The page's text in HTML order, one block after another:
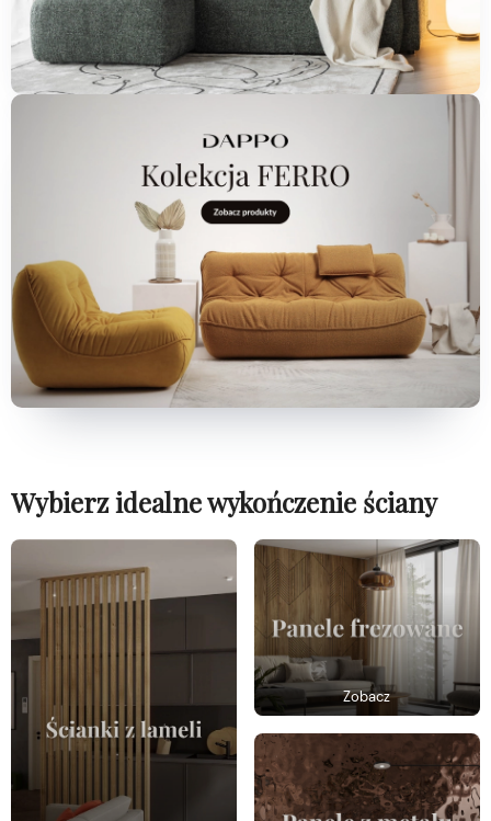
Wybierz idealne wykończenie ściany
Zobacz